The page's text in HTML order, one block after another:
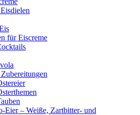
für Eiscreme
Eier – Weiße, Zartbitter- und